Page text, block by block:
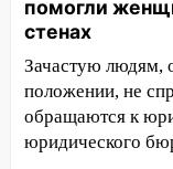
врезался в
10:27
днем 6
10:16
объявлена
помогли
стенах
Зачастую людям,
положении, не
обращаются к
юридического